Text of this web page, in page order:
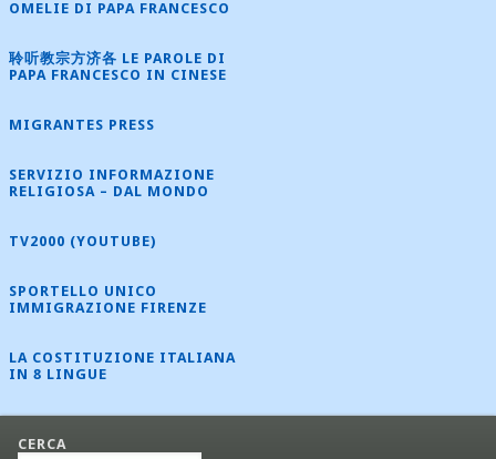
OMELIE DI PAPA FRANCESCO
聆听教宗方济各 LE PAROLE DI
PAPA FRANCESCO IN CINESE
MIGRANTES PRESS
SERVIZIO INFORMAZIONE
RELIGIOSA – DAL MONDO
TV2000 (YOUTUBE)
SPORTELLO UNICO
IMMIGRAZIONE FIRENZE
LA COSTITUZIONE ITALIANA
IN 8 LINGUE
CERCA